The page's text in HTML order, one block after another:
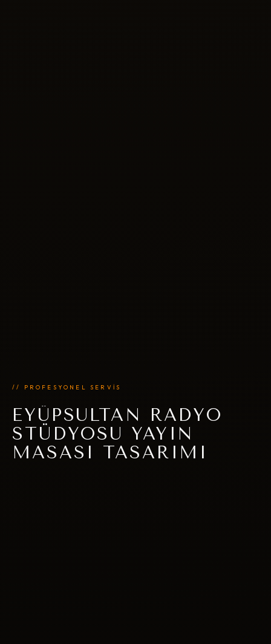
// PROFESYONEL SERVİS
EYÜPSULTAN RADYO
STÜDYOSU YAYIN
MASASI TASARIMI